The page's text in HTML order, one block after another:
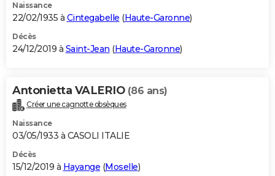
Naissance
22/02/1935 à Cintegabelle (Haute-Garonne)
Décès
24/12/2019 à Saint-Jean (Haute-Garonne)
Antonietta VALERIO (86 ans)
Créer une cagnotte obsèques
Naissance
03/05/1933 à CASOLI ITALIE
Décès
15/12/2019 à Hayange (Moselle)